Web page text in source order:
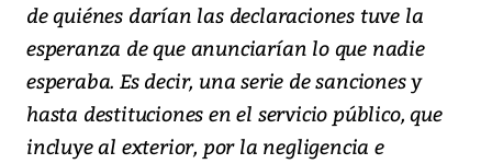
de quiénes darían las declaraciones tuve la
esperanza de que anunciarían lo que nadie
esperaba. Es decir, una serie de sanciones y
hasta destituciones en el servicio público, que
incluye al exterior, por la negligencia e